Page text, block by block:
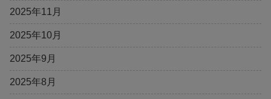
2025年11月
2025年10月
2025年9月
2025年8月